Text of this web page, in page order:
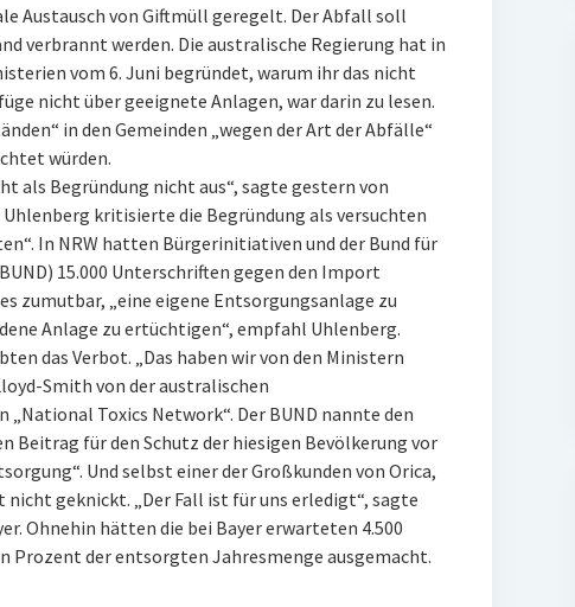
Austausch von Giftmüll geregelt. Der Abfall soll
verbrannt werden. Die australische Regierung hat in
vom 6. Juni begründet, warum ihr das nicht
nicht über geeignete Anlagen, war darin zu lesen.
in den Gemeinden „wegen der Art der Abfälle“
würden.
als Begründung nicht aus“, sagte gestern von
kritisierte die Begründung als versuchten
In NRW hatten Bürgerinitiativen und der Bund für
15.000 Unterschriften gegen den Import
zumutbar, „eine eigene Entsorgungsanlage zu
Anlage zu ertüchtigen“, empfahl Uhlenberg.
das Verbot. „Das haben wir von den Ministern
Smith von der australischen
Toxics Network“. Der BUND nannte den
Beitrag für den Schutz der hiesigen Bevölkerung vor
Und selbst einer der Großkunden von Orica,
nicht geknickt. „Der Fall ist für uns erledigt“, sagte
Ohnehin hätten die bei Bayer erwarteten 4.500
Prozent der entsorgten Jahresmenge ausgemacht.